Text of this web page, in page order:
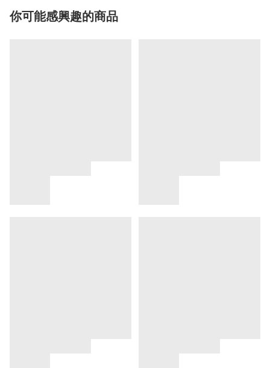
你可能感興趣的商品